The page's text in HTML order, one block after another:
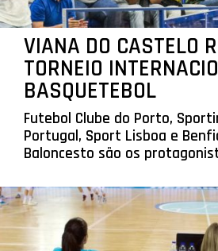
VIANA DO CASTELO
TORNEIO
BASQUETEBOL
Futebol Clube do Porto,
Portugal, Sport Lisboa e
Baloncesto são os